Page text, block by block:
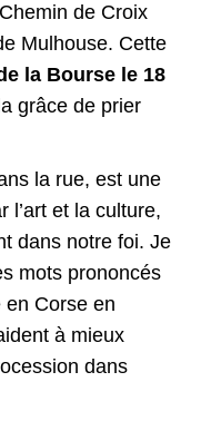
de Croix
Mulhouse. Cette
la Bourse le 18
grâce de prier
la rue, est une
l’art et la culture,
dans notre foi. Je
mots prononcés
en Corse en
à mieux
dans